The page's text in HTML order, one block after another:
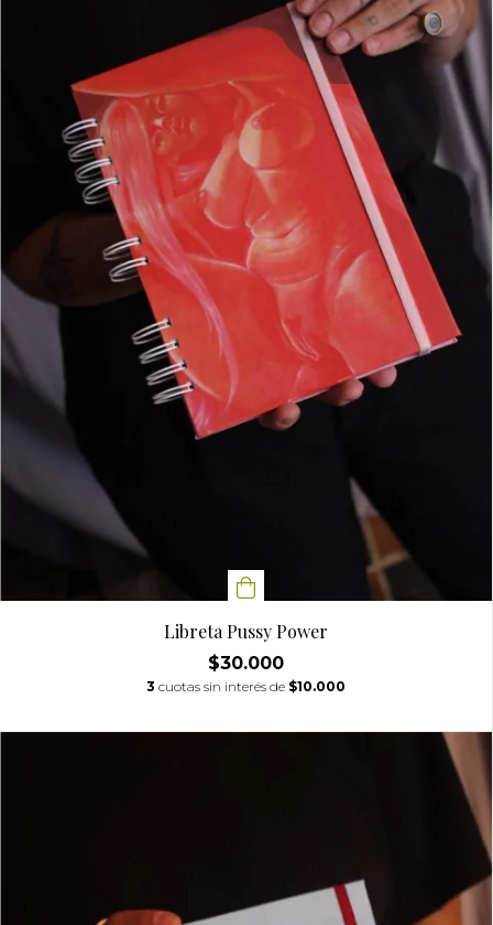
Libreta Pussy Power
$30.000
3 cuotas sin interés de $10.000